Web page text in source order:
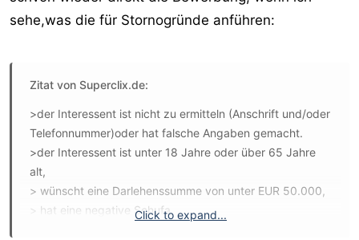
sehe,was die für Stornogründe anführen:
Zitat von Superclix.de:
>der Interessent ist nicht zu ermitteln (Anschrift und/oder
Telefonnummer)oder hat falsche Angaben gemacht.
>der Interessent ist unter 18 Jahre oder über 65 Jahre
alt,
> wünscht eine Darlehenssumme von unter EUR 50.000,
> hat eine negative Schufa,Click to expand...